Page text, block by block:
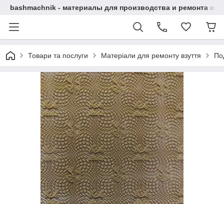
bashmachnik - материалы для производства и ремонта
Товари та послуги Матеріали для ремонту взуття